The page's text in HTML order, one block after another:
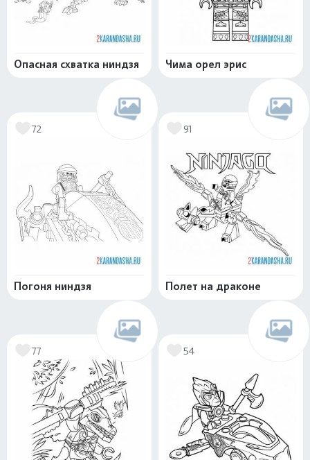
Опасная схватка ниндзя Чима орел эрис
72
Погоня ниндзя
91
Полет на драконе
77 54